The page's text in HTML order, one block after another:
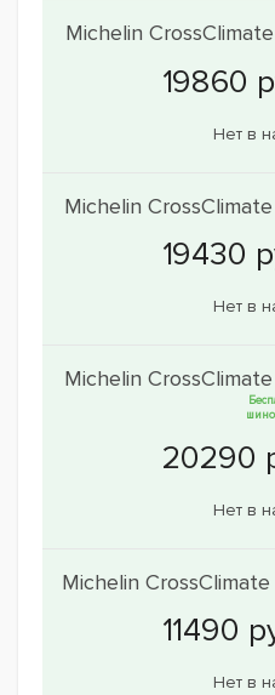
Michelin
Нет в
Michelin
Нет в
Michelin
Нет в
Michelin
Нет в